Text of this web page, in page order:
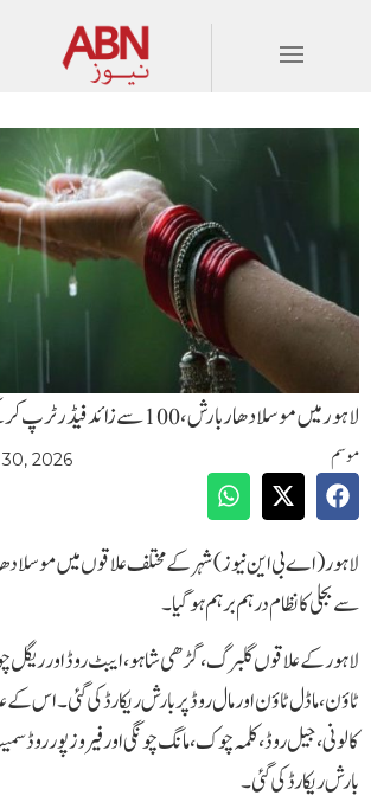
لاہور میں موسلا دھار بارش،100 سے زائد فیڈر ٹرپ کر گئے
موسم 2026
لاہور(اے بی این نیوز) شہر کے مختلف علاقوں میں
سے بجلی کا نظام درہم برہم ہوگیا۔
لاہور کے علاقوں گلبرگ ، گڑھی شاہو، ایبٹ روڈ اور
ٹاؤن، ماڈل ٹاؤن اور مال روڈ پربارش ریکارڈ کی گئی۔ اس کے
کالونی، جیل روڈ، کلمہ چوک، مانگ چونگی اور فیروز پور روڈ
بارش ریکارڈ کی گئی۔